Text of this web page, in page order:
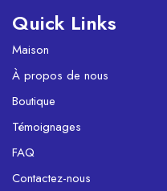
Quick Links
Maison
À propos de nous
Boutique
Témoignages
FAQ
Contactez-nous